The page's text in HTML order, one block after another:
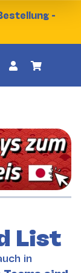
-
List
in